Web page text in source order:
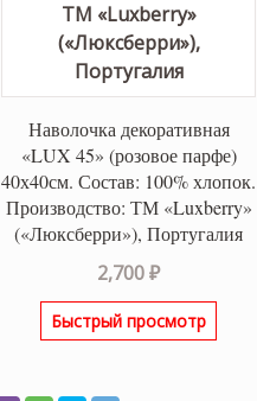
Наволочка декоративная
«LUX 45» (розовое парфе)
40х40см. Состав: 100% хлопок.
Производство: ТМ «Luxberry»
(«Люксберри»), Португалия
2,700₽
Быстрый просмотр